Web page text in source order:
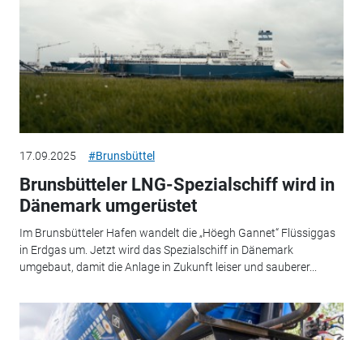
17.09.2025 #Brunsbüttel
Brunsbütteler LNG-Spezialschiff wird in
Dänemark umgerüstet
Im Brunsbütteler Hafen wandelt die „Höegh Gannet“ Flüssiggas
in Erdgas um. Jetzt wird das Spezialschiff in Dänemark
umgebaut, damit die Anlage in Zukunft leiser und sauberer...